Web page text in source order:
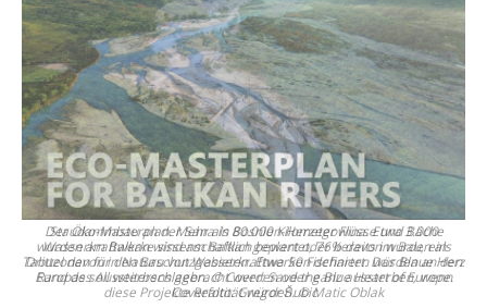
Staudammbau an der Sana in Bosnien-Herzegowina. Etwa 3.000
Wasserkraftwerke sind am Balkan geplant oder bereits im Bau, ein
Drittel davon in Naturschutzgebieten. Etwa 50 Fischarten würden an den
Rand des Aussterbens gebracht werden oder ganz aussterben, wenn
diese Projekte Realtität würden. © Matic Oblak